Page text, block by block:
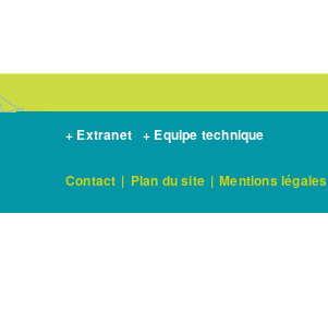
+ Extranet + Equipe technique
Contact | Plan du site | Mentions légales